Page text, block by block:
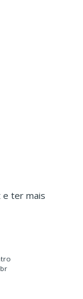
e ter mais